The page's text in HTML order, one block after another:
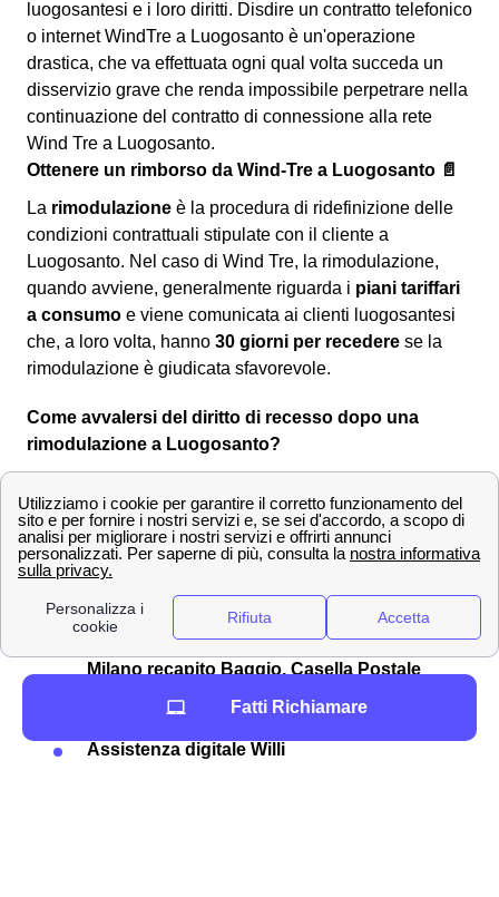
luogosantesi e i loro diritti. Disdire un contratto telefonico
o internet WindTre a Luogosanto è un'operazione
drastica, che va effettuata ogni qual volta succeda un
disservizio grave che renda impossibile perpetrare nella
continuazione del contratto di connessione alla rete
Wind Tre a Luogosanto.
Ottenere un rimborso da Wind-Tre a Luogosanto 📄
La rimodulazione è la procedura di ridefinizione delle
condizioni contrattuali stipulate con il cliente a
Luogosanto. Nel caso di Wind Tre, la rimodulazione,
quando avviene, generalmente riguarda i piani tariffari
a consumo e viene comunicata ai clienti luogosantesi
che, a loro volta, hanno 30 giorni per recedere se la
rimodulazione è giudicata sfavorevole.
Come avvalersi del diritto di recesso dopo una
rimodulazione a Luogosanto?
nuove condizioni èsenza penali né costiper i clienti
luogosantesi. Per comunicare la volontà di recesso si
dovrà utilizzare uno dei seguenti canali:
PEC all'indirizzo: [email protected]
Raccomandata A/R a:Wind Tre S.p.A. CD
Milano recapito Baggio, Casella Postale
159, 20152 Milano (MI)
Assistenza digitale Willi
Fatti Richiamare